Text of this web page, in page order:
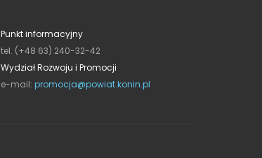
Punkt informacyjny
tel. (+48 63) 240-32-42
Wydział Rozwoju i Promocji
e-mail: promocja@powiat.konin.pl